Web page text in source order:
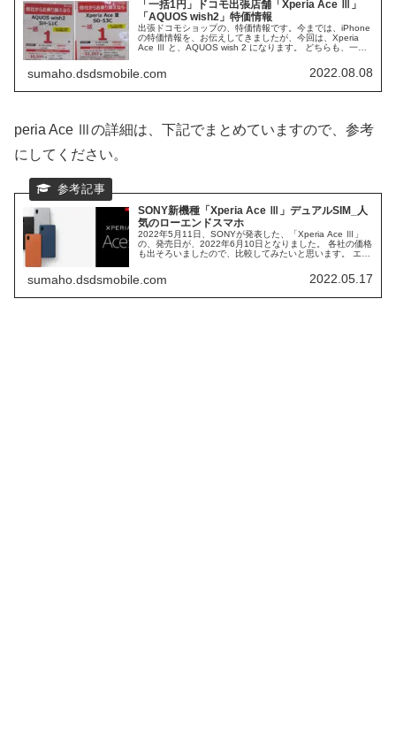
「一括1円」ドコモ出張店舗「Xperia Ace Ⅲ」
「AQUOS wish2」特価情報
出張ドコモショップの、特価情報です。今までは、iPhone
の特価情報を、お伝えしてきましたが、今回は、Xperia
Ace Ⅲ と、AQUOS wish 2 になります。 どちらも、一括1
ます。 ローエンドスマホとして、人気急上昇中の、2機種
になるので、注目です。
sumaho.dsdsmobile.com 2022.08.08
peria Ace Ⅲの詳細は、下記でまとめていますので、参考
にしてください。
SONY新機種「Xperia Ace Ⅲ」デュアルSIM_人
気のローエンドスマホ
2022年5月11日、SONYが発表した、「Xperia Ace Ⅲ」
の、発売日が、2022年6月10日となりました。 各社の価格
も出そろいましたので、比較してみたいと思います。 エン
sumaho.dsdsmobile.com 2022.05.17